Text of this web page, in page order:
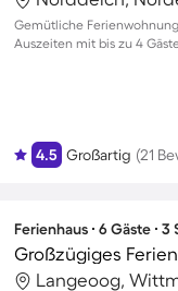
Gemütliche
Auszeiten mit bis zu 4
4.5 Großartig (21
Ferienhaus ∙ 6 Gäste ∙
Langeoog,